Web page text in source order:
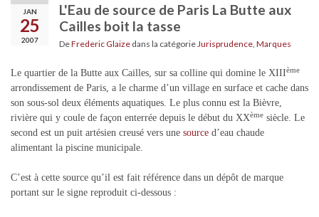
JAN
25
2007
L'Eau de source de Paris La Butte aux
Cailles boit la tasse
DeFrederic Glaize dans la catégorie Jurisprudence Marques
Le quartier de la Butte aux Cailles, sur sa colline qui domine le XIIIème
arrondissement de Paris, a le charme d’un village en surface et cache dans
son sous-sol deux éléments aquatiques. Le plus connu est la Bièvre,
rivière qui y coule de façon enterrée depuis le début du XXème siècle. Le
second est un puit artésien creusé vers une source d’eau chaude
alimentant la piscine municipale.
C’est à cette source qu’il est fait référence dans un dépôt de marque
portant sur le signe reproduit ci-dessous :